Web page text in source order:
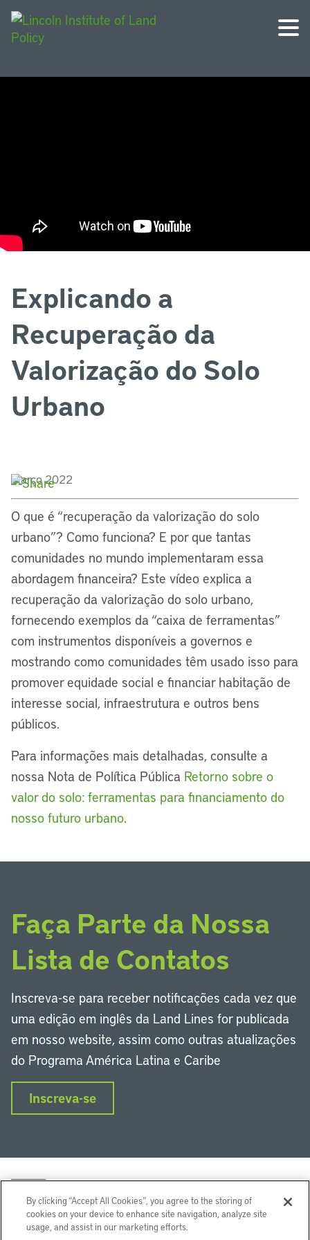
Explicando a
Recuperação da
Valorização do Solo
Urbano
Março 2022
O que é “recuperação da valorização do solo
urbano”? Como funciona? E por que tantas
comunidades no mundo implementaram essa
abordagem financeira? Este vídeo explica a
recuperação da valorização do solo urbano,
fornecendo exemplos da “caixa de ferramentas”
com instrumentos disponíveis a governos e
mostrando como comunidades têm usado isso para
promover equidade social e financiar habitação de
interesse social, infraestrutura e outros bens
públicos.
Para informações mais detalhadas, consulte a
nossa Nota de Política Pública Retorno sobre o
valor do solo: ferramentas para financiamento do
nosso futuro urbano.
Faça Parte da Nossa
Lista de Contatos
Inscreva-se para receber notificações cada vez que
uma edição em inglês da Land Lines for publicada
em nosso website, assim como outras atualizações
do Programa América Latina e Caribe
Inscreva-se
By clicking “Accept All Cookies”, you agree to the storing of
cookies on your device to enhance site navigation, analyze site
usage, and assist in our marketing efforts.